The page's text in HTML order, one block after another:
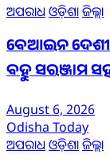
ଅପରାଧ ଓଡ଼ିଶାଜିଲ୍ଲା
ବେଆଇନ ଦେଶୀ
ବହୁ ସରଞ୍ଜାମ
August 6, 2026
Odisha Today
ଅପରାଧ ଓଡ଼ିଶାଜିଲ୍ଲା